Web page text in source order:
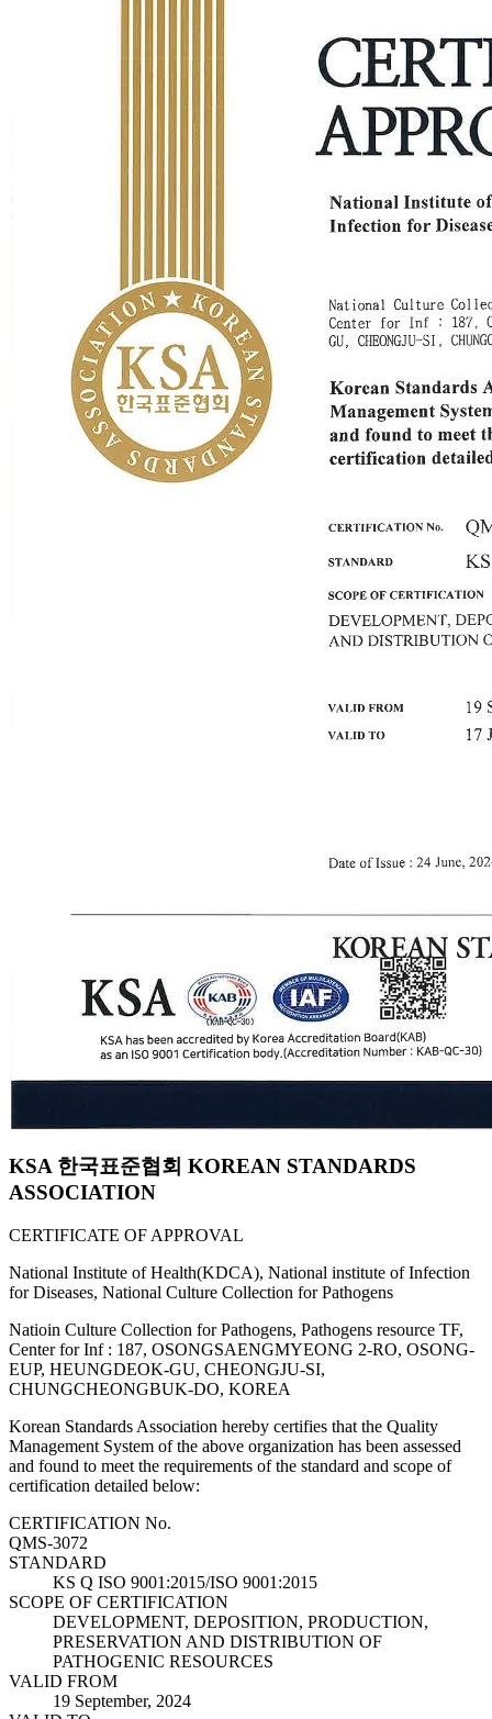
KSA 한국표준협회 KOREAN STANDARDS
ASSOCIATION
CERTIFICATE OF APPROVAL
National Institute of Health(KDCA), National institute of Infection
for Diseases, National Culture Collection for Pathogens
Natioin Culture Collection for Pathogens, Pathogens resource TF,
Center for Inf : 187, OSONGSAENGMYEONG 2-RO, OSONG-
EUP, HEUNGDEOK-GU, CHEONGJU-SI,
CHUNGCHEONGBUK-DO, KOREA
Korean Standards Association hereby certifies that the Quality
Management System of the above organization has been assessed
and found to meet the requirements of the standard and scope of
certification detailed below:
CERTIFICATION No.
QMS-3072
STANDARD
KS Q ISO 9001:2015/ISO 9001:2015
SCOPE OF CERTIFICATION
DEVELOPMENT, DEPOSITION, PRODUCTION,
PRESERVATION AND DISTRIBUTION OF
PATHOGENIC RESOURCES
VALID FROM
19 September, 2024